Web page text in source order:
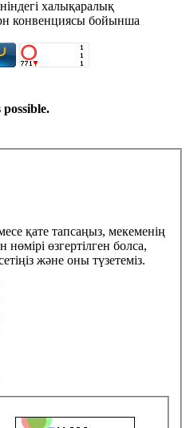
халықаралық
конвенциясы бойынша
қате тапсаңыз, мекеменің
өзгертілген болса,
және оны түзетеміз.